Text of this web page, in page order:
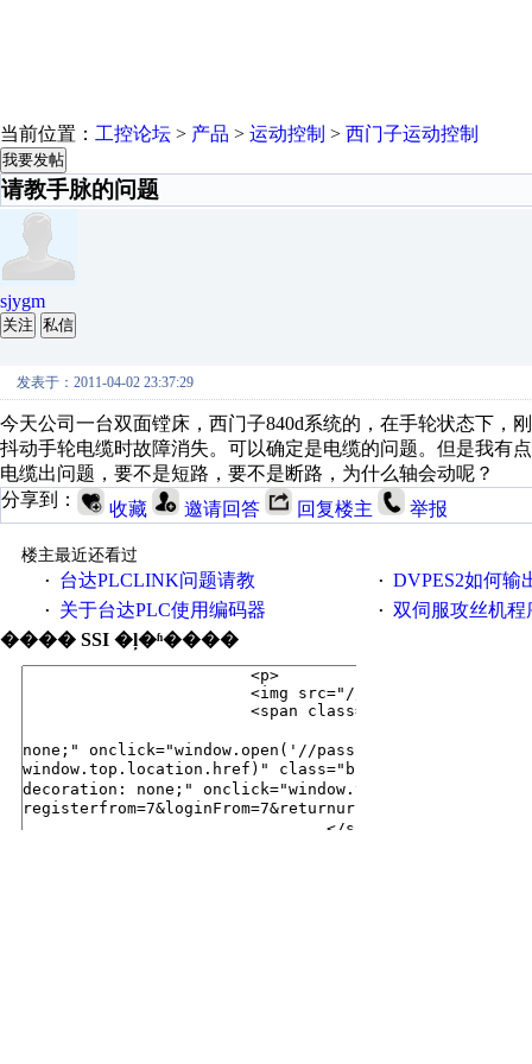
当前位置： 工控论坛 > 产品 > 运动控制 > 西门子运动控制
我要发帖
请教手脉的问题
sjygm
关注 私信
发表于：2011-04-02 23:37:29
今天公司一台双面镗床，西门子840d系统的，在手轮状态下
抖动手轮电缆时故障消失。可以确定是电缆的问题。但是我有
电缆出问题，要不是短路，要不是断路，为什么轴会动呢？
分享到：
收藏 邀请回答 回复楼主 举报
楼主最近还看过
·
台达PLCLINK问题请教 · DVPES2如何输出一
· 关于台达PLC使用编码器 · 双伺服攻丝机程
���� SSI �ļ�ʱ����